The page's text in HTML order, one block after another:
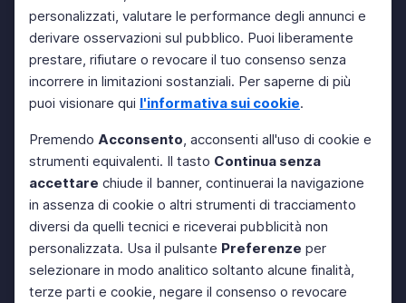
personalizzati, valutare le performance degli annunci e
derivare osservazioni sul pubblico. Puoi liberamente
prestare, rifiutare o revocare il tuo consenso senza
incorrere in limitazioni sostanziali. Per saperne di più
puoi visionare qui l'informativa sui cookie.
Premendo Acconsento, acconsenti all'uso di cookie e
strumenti equivalenti. Il tasto Continua senza
accettare chiude il banner, continuerai la navigazione
in assenza di cookie o altri strumenti di tracciamento
diversi da quelli tecnici e riceverai pubblicità non
personalizzata. Usa il pulsante Preferenze per
selezionare in modo analitico soltanto alcune finalità,
terze parti e cookie, negare il consenso o revocare